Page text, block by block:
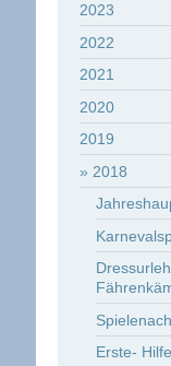
2023
2022
2021
2020
2019
2018
Erste-